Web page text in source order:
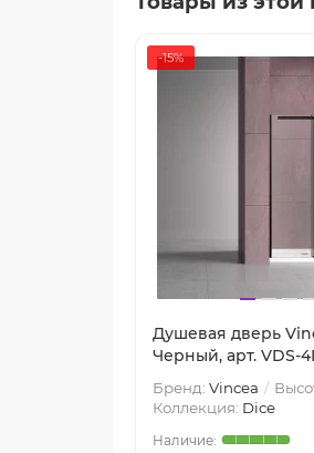
-15%
Душевая дверь
Черный, арт. VDS-
Бренд: Vincea
Коллекция: Dice